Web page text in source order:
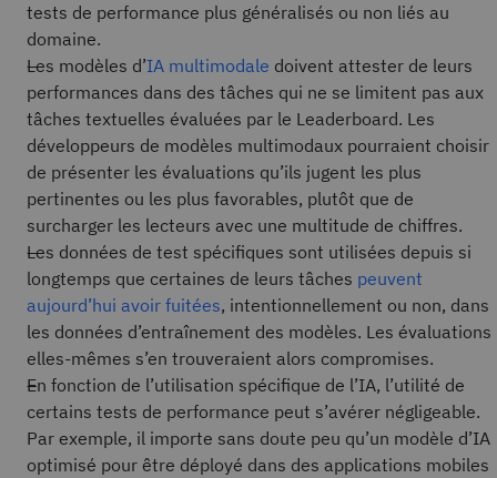
tests de performance plus généralisés ou non liés au
domaine.
Les modèles d’IA multimodale doivent attester de leurs
performances dans des tâches qui ne se limitent pas aux
tâches textuelles évaluées par le Leaderboard. Les
développeurs de modèles multimodaux pourraient choisir
de présenter les évaluations qu’ils jugent les plus
pertinentes ou les plus favorables, plutôt que de
surcharger les lecteurs avec une multitude de chiffres.
Les données de test spécifiques sont utilisées depuis si
longtemps que certaines de leurs tâches peuvent
aujourd’hui avoir fuitées, intentionnellement ou non, dans
les données d’entraînement des modèles. Les évaluations
elles-mêmes s’en trouveraient alors compromises.
En fonction de l’utilisation spécifique de l’IA, l’utilité de
certains tests de performance peut s’avérer négligeable.
Par exemple, il importe sans doute peu qu’un modèle d’IA
optimisé pour être déployé dans des applications mobiles